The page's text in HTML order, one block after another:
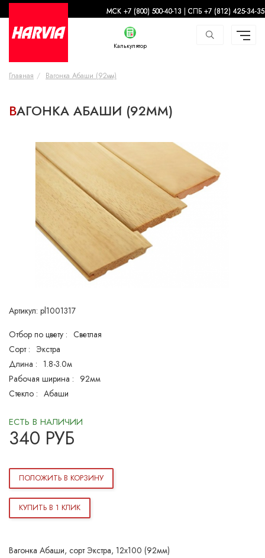
- МСК +7 (800) 500-40-13 | СПБ +7 (812) 425-34-35
Калькулятор
Главная Вагонка Абаши (92мм)
ВАГОНКА АБАШИ (92ММ)
Артикул: pl1001317
Отбор по цвету :
Светлая
Сорт :
Экстра
Длина :
1.8-3.0м
Рабочая ширина :
92мм
Стекло : Абаши
ЕСТЬ В НАЛИЧИИ
340 РУБ
ПОЛОЖИТЬ В КОРЗИНУ
КУПИТЬ В 1 КЛИК
Вагонка Абаши, сорт Экстра, 12х100 (92мм)